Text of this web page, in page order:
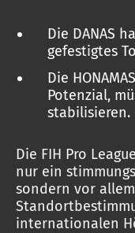
Die DANAS
gefestigtes
Die
Potenzial,
stabilisieren.
Die FIH Pro
nur ein
sondern vor
internationalen